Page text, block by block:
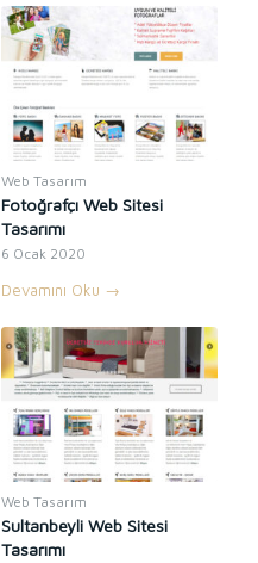
Web Tasarım
Fotoğrafçı Web Sitesi
Tasarımı
6 Ocak 2020
Devamını Oku →
Web Tasarım
Sultanbeyli Web Sitesi
Tasarımı